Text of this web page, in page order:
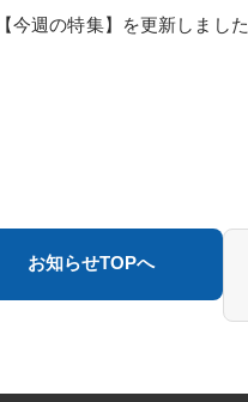
今週の特集】を更新しまし
お知らせTOPへ